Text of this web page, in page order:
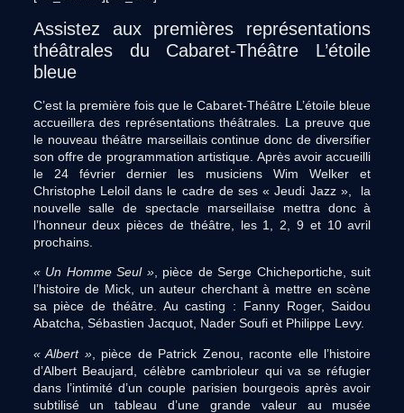
Assistez aux premières représentations
théâtrales du Cabaret-Théâtre L’étoile
bleue
C’est la première fois que le Cabaret-Théâtre L’étoile bleue
accueillera des représentations théâtrales. La preuve que
le nouveau théâtre marseillais continue donc de diversifier
son offre de programmation artistique. Après avoir accueilli
le 24 février dernier les musiciens Wim Welker et
Christophe Leloil dans le cadre de ses « Jeudi Jazz », la
nouvelle salle de spectacle marseillaise mettra donc à
l’honneur deux pièces de théâtre, les 1, 2, 9 et 10 avril
prochains.
« Un Homme Seul », pièce de Serge Chicheportiche, suit
l’histoire de Mick, un auteur cherchant à mettre en scène
sa pièce de théâtre. Au casting : Fanny Roger, Saidou
Abatcha, Sébastien Jacquot, Nader Soufi et Philippe Levy.
« Albert », pièce de Patrick Zenou, raconte elle l’histoire
d’Albert Beaujard, célèbre cambrioleur qui va se réfugier
dans l’intimité d’un couple parisien bourgeois après avoir
subtilisé un tableau d’une grande valeur au musée